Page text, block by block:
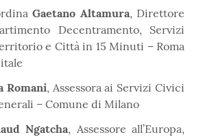
Gaetano Altamura, Direttore
Decentramento, Servizi
e Città in 15 Minuti – Roma
Romani, Assessora ai Servizi Civici
– Comune di Milano
Ngatcha, Assessore all’Europa,